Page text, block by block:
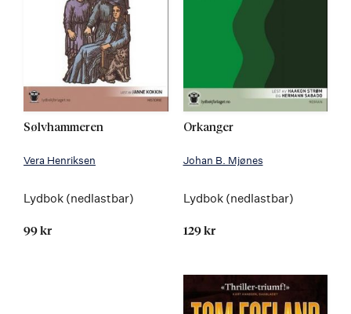
Sølvhammeren
Vera Henriksen
Lydbok (nedlastbar)
99 kr
Orkanger
Johan B. Mjønes
Lydbok (nedlastbar)
129 kr